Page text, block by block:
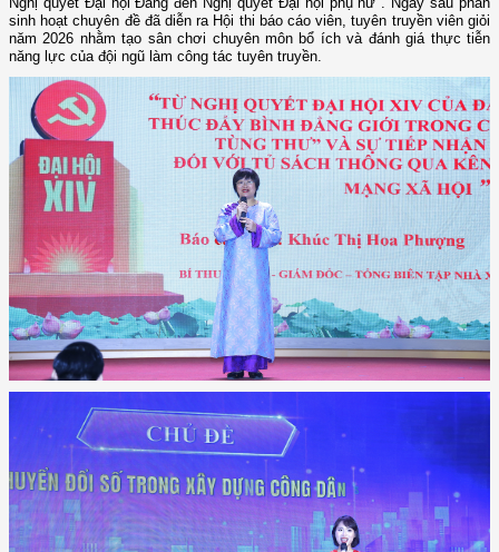
sinh hoạt chuyên đề đã diễn ra Hội thi báo cáo viên, tuyên truyền viên giỏi
năm 2026 nhằm tạo sân chơi chuyên môn bổ ích và đánh giá thực tiễn
năng lực của đội ngũ làm công tác tuyên truyền.